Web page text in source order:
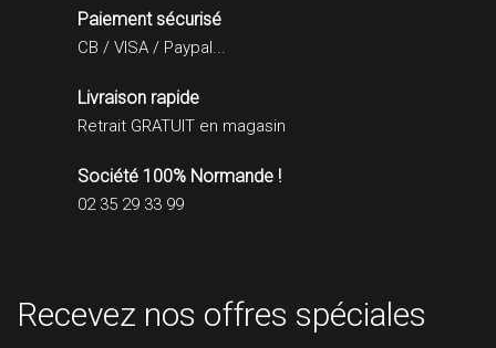
Paiement sécurisé
CB / VISA / Paypal...
Livraison rapide
Retrait GRATUIT en magasin
Société 100% Normande !
02 35 29 33 99
Recevez nos offres spéciales